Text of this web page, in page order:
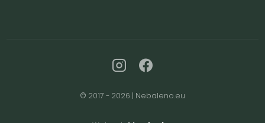
© 2017 - 2026 | Nebaleno.eu